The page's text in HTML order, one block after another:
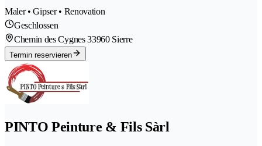
Maler • Gipser • Renovation
Geschlossen
Chemin des Cygnes 33960 Sierre
Termin reservieren
PINTO Peinture & Fils Sàrl